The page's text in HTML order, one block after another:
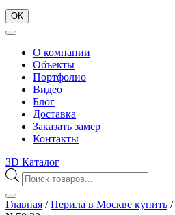
ОК
О компании
Объекты
Портфолио
Видео
Блог
Доставка
Заказать замер
Контакты
3D Каталог
Поиск
товаров
Главная /Перила в Москве купить /